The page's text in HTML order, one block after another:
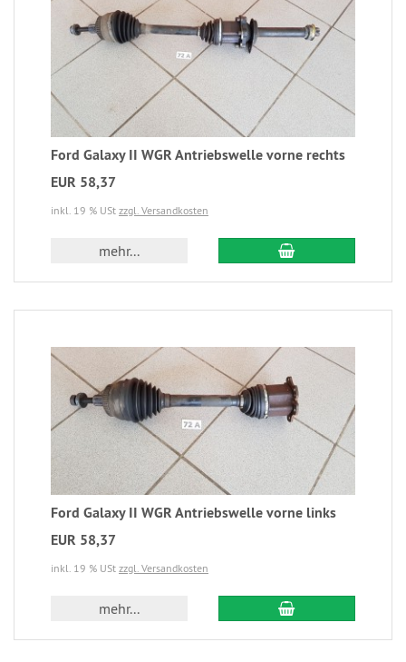
Ford Galaxy II WGR Antriebswelle vorne rechts
EUR 58,37
inkl. 19 % USt zzgl. Versandkosten
mehr...
Ford Galaxy II WGR Antriebswelle vorne links
EUR 58,37
inkl. 19 % USt zzgl. Versandkosten
mehr...